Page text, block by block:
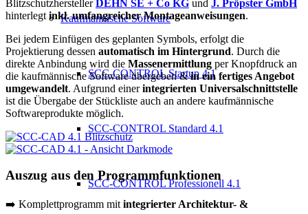
Kaufmännische Software
SCC-CONTROL Startup 4.1
SCC-CONTROL Standard 4.1
SCC-CONTROL Professionell 4.1
Blitzschutzhersteller DEHN SE + Co KG und J. Pröpster GmbH
hinterlegt inkl. umfangreicher Montageanweisungen.
Bei jedem Einfügen des geplanten Symbols, erfolgt die
Projektierung dessen automatisch im Hintergrund. Durch die
direkte Anbindung wird die Massenermittlung per Knopfdruck an
die kaufmännische Software übergeben &in ein fertiges Angebot
umgewandelt. Aufgrund einerintegrierten Universalschnittstelle
ist die Übergabe der Stückliste auch an andere kaufmännische
Softwareprodukte möglich.
Auszug aus den Programmfunktionen
➡️ Komplettprogramm mit integrierter Architektur- &